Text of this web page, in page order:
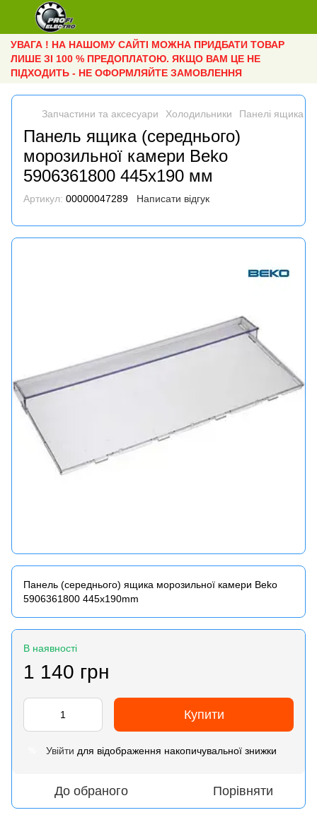
УВАГА ! НА НАШОМУ САЙТІ МОЖНА ПРИДБАТИ ТОВАР
ЛИШЕ ЗІ 100 % ПРЕДОПЛАТОЮ. ЯКЩО ВАМ ЦЕ НЕ
ПІДХОДИТЬ - НЕ ОФОРМЛЯЙТЕ ЗАМОВЛЕННЯ
Запчастини та аксесуари Холодильники Панелі ящика
Панель ящика (середнього)
морозильної камери Beko
5906361800 445х190 мм
Артикул: 00000047289 Написати відгук
Панель (середнього) ящика морозильної камери Beko
5906361800 445x190mm
В наявності
1 140 грн
Купити
Увійти для відображення накопичувальної знижки
До обраного Порівняти